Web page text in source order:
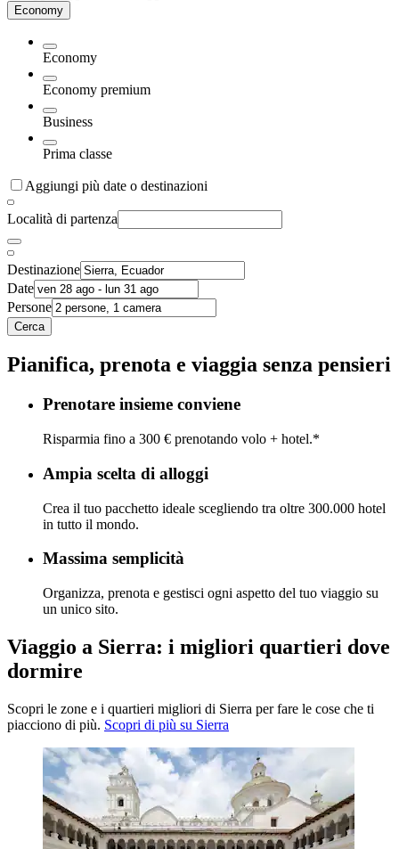
Economy
Economy
Economy premium
Business
Prima classe
Aggiungi più date o destinazioni
Località di partenza
Destinazione
Date
Persone
Cerca
Pianifica, prenota e viaggia senza pensieri
Prenotare insieme conviene
Risparmia fino a 300 € prenotando volo + hotel.*
Ampia scelta di alloggi
Crea il tuo pacchetto ideale scegliendo tra oltre 300.000 hotel
in tutto il mondo.
Massima semplicità
Organizza, prenota e gestisci ogni aspetto del tuo viaggio su
un unico sito.
Viaggio a Sierra: i migliori quartieri dove
dormire
Scopri le zone e i quartieri migliori di Sierra per fare le cose che ti
piacciono di più. Scopri di più su Sierra